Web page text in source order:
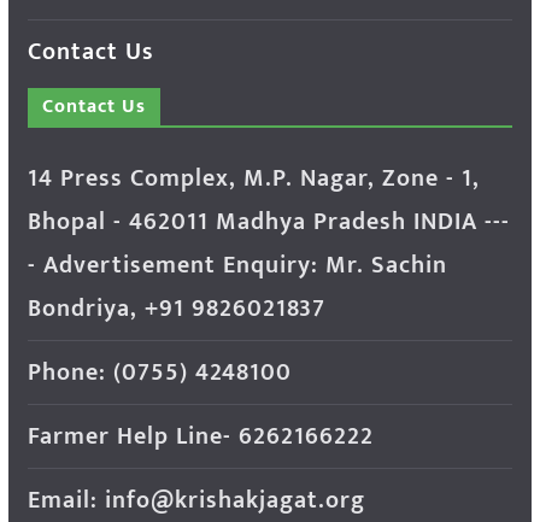
Contact Us
Contact Us
14 Press Complex, M.P. Nagar, Zone - 1,
Bhopal - 462011 Madhya Pradesh INDIA ---
- Advertisement Enquiry: Mr. Sachin
Bondriya, +91 9826021837
Phone: (0755) 4248100
Farmer Help Line- 6262166222
Email: info@krishakjagat.org